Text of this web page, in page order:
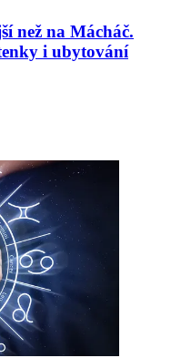
než na Mácháč.
i ubytování